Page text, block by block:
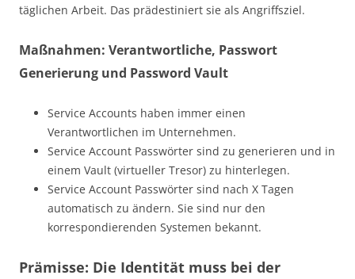
täglichen Arbeit. Das prädestiniert sie als Angriffsziel.
Maßnahmen: Verantwortliche, Passwort
Generierung und Password Vault
Service Accounts haben immer einen
Verantwortlichen im Unternehmen.
Service Account Passwörter sind zu generieren und in
einem Vault (virtueller Tresor) zu hinterlegen.
Service Account Passwörter sind nach X Tagen
automatisch zu ändern. Sie sind nur den
korrespondierenden Systemen bekannt.
Prämisse: Die Identität muss bei der